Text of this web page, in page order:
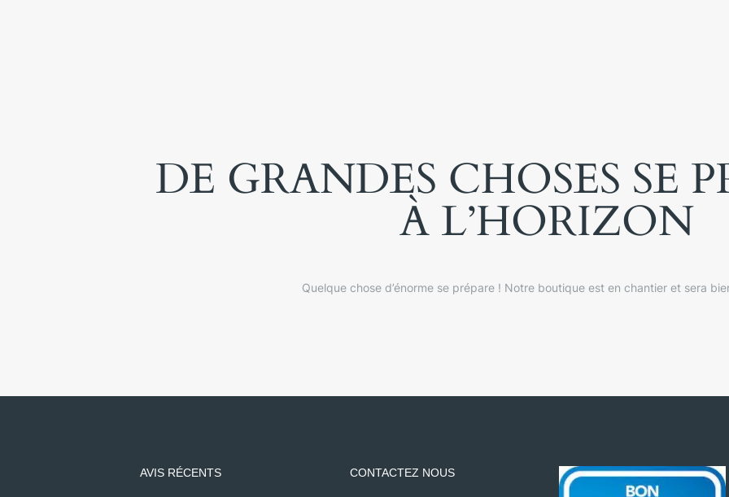
DE GRANDES CHOSES SE
À L’HORIZON
Quelque chose d’énorme se prépare ! Notre boutique est en chantier et sera
AVIS RÉCENTS CONTACTEZ NOUS